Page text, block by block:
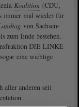
Koalition (CDU,
immer mal wieder für
von Sachsen-
zum Ende bestehen.
DIE LINKE
eine wichtige
aller anderen seit